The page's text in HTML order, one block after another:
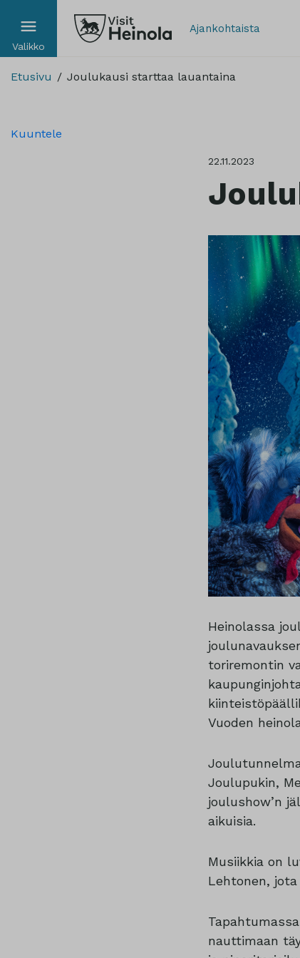
Valikko
Ajankohtaista
Etusivu Joulukausi starttaa lauantaina
Kuuntele
22.11.2023
Heinolassa
toriremontin
Vuoden
Joulupukin,
joulushow’n
aikuisia.
Musiikkia on
Lehtonen,
nauttimaan